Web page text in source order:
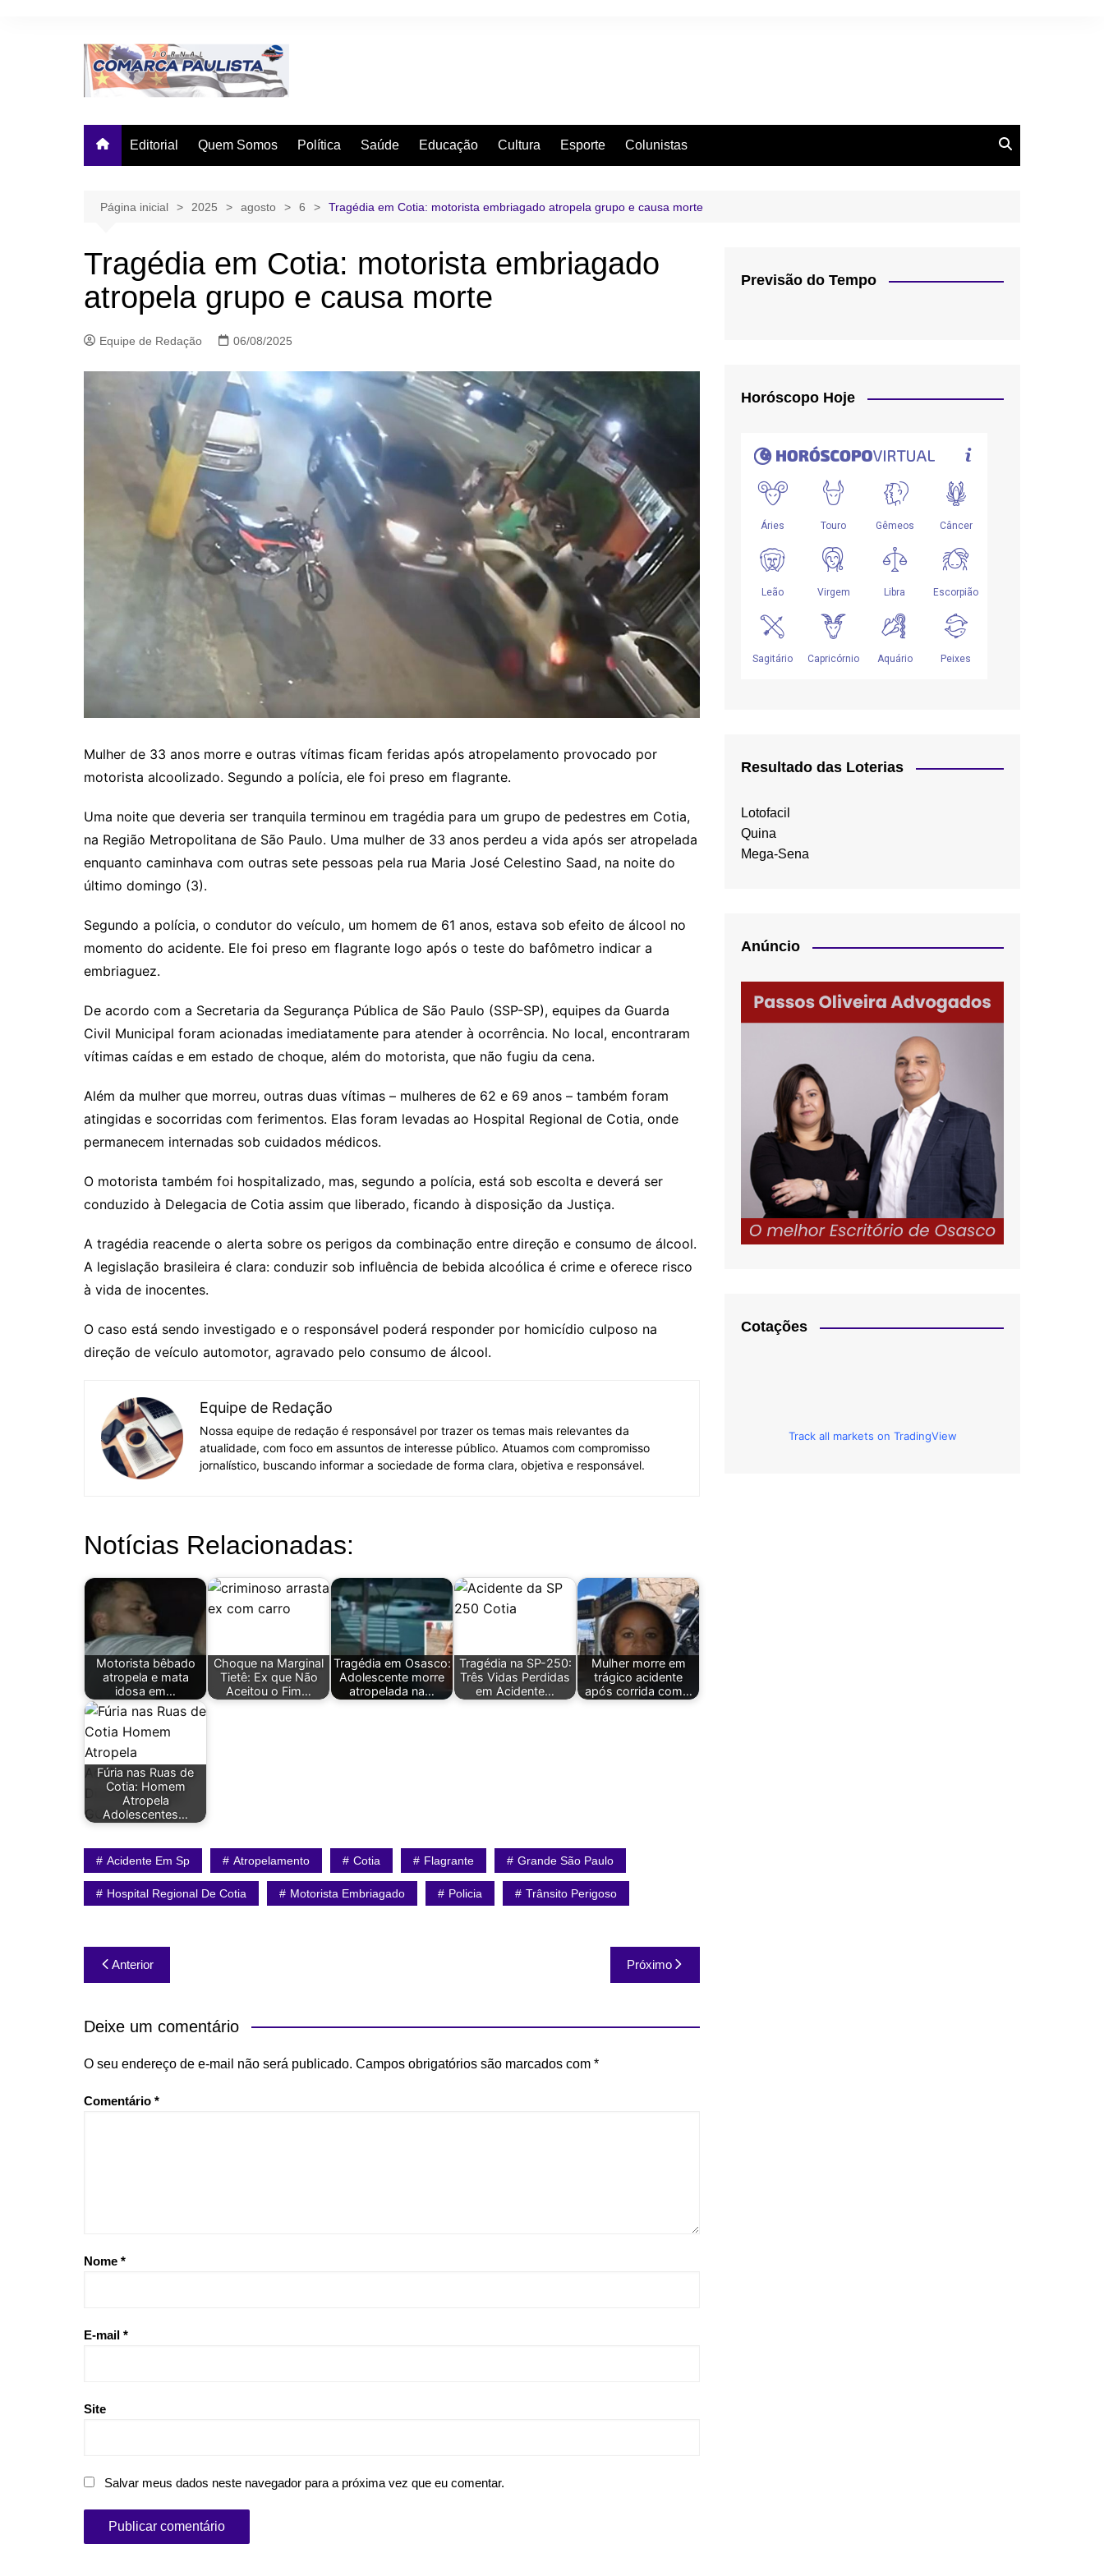
Editorial Quem Somos Política Saúde Educação Cultura Esporte Colunistas
Página inicial 2025 agosto 6 Tragédia em Cotia: motorista embriagado atropela grupo e causa morte
Tragédia em Cotia: motorista embriagado
atropela grupo e causa morte
Equipe de Redação 06/08/2025
Mulher de 33 anos morre e outras vítimas ficam feridas após atropelamento provocado por
motorista alcoolizado. Segundo a polícia, ele foi preso em flagrante.
Uma noite que deveria ser tranquila terminou em tragédia para um grupo de pedestres em Cotia,
na Região Metropolitana de São Paulo. Uma mulher de 33 anos perdeu a vida após ser atropelada
enquanto caminhava com outras sete pessoas pela rua Maria José Celestino Saad, na noite do
último domingo (3).
Segundo a polícia, o condutor do veículo, um homem de 61 anos, estava sob efeito de álcool no
momento do acidente. Ele foi preso em flagrante logo após o teste do bafômetro indicar a
embriaguez.
De acordo com a Secretaria da Segurança Pública de São Paulo (SSP-SP), equipes da Guarda
Civil Municipal foram acionadas imediatamente para atender à ocorrência. No local, encontraram
vítimas caídas e em estado de choque, além do motorista, que não fugiu da cena.
Além da mulher que morreu, outras duas vítimas – mulheres de 62 e 69 anos – também foram
atingidas e socorridas com ferimentos. Elas foram levadas ao Hospital Regional de Cotia, onde
permanecem internadas sob cuidados médicos.
O motorista também foi hospitalizado, mas, segundo a polícia, está sob escolta e deverá ser
conduzido à Delegacia de Cotia assim que liberado, ficando à disposição da Justiça.
A tragédia reacende o alerta sobre os perigos da combinação entre direção e consumo de álcool.
A legislação brasileira é clara: conduzir sob influência de bebida alcoólica é crime e oferece risco
à vida de inocentes.
O caso está sendo investigado e o responsável poderá responder por homicídio culposo na
direção de veículo automotor, agravado pelo consumo de álcool.
Equipe de Redação
Nossa equipe de redação é responsável por trazer os temas mais relevantes da
atualidade, com foco em assuntos de interesse público. Atuamos com compromisso
jornalístico, buscando informar a sociedade de forma clara, objetiva e responsável.
Notícias Relacionadas:
Motorista bêbado
atropela e mata
idosa em…
Choque na Marginal
Tietê: Ex que Não
Aceitou o Fim…
Tragédia em Osasco:
Adolescente morre
atropelada na…
Tragédia na SP-250:
Três Vidas Perdidas
em Acidente…
Mulher morre em
trágico acidente
após corrida com…
Fúria nas Ruas de
Cotia: Homem
Atropela
Adolescentes…
Acidente Em Sp Atropelamento Cotia Flagrante Grande São Paulo
Hospital Regional De Cotia Motorista Embriagado Policia Trânsito Perigoso
Navegação
de
Post
Anterior Próximo
Deixe um comentário
O seu endereço de e-mail não será publicado. Campos obrigatórios são marcados com *
Comentário *
Nome *
E-mail *
Site
Salvar meus dados neste navegador para a próxima vez que eu comentar.
Previsão do Tempo
Horóscopo Hoje
Resultado das Loterias
Lotofacil
Quina
Mega-Sena
Anúncio
Cotações
Track all markets on TradingView